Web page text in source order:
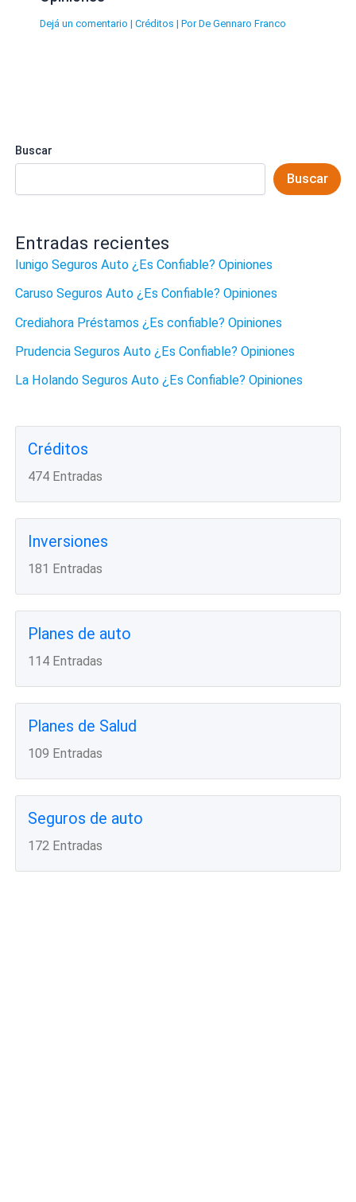
Dejá un comentario | Créditos | Por De Gennaro Franco
Buscar
Buscar
Entradas recientes
Iunigo Seguros Auto ¿Es Confiable? Opiniones
Caruso Seguros Auto ¿Es Confiable? Opiniones
Crediahora Préstamos ¿Es confiable? Opiniones
Prudencia Seguros Auto ¿Es Confiable? Opiniones
La Holando Seguros Auto ¿Es Confiable? Opiniones
Créditos
474 Entradas
Inversiones
181 Entradas
Planes de auto
114 Entradas
Planes de Salud
109 Entradas
Seguros de auto
172 Entradas